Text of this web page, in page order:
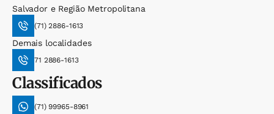
Salvador e Região Metropolitana
(71) 2886-1613
Demais localidades
71 2886-1613
Classificados
(71) 99965-8961